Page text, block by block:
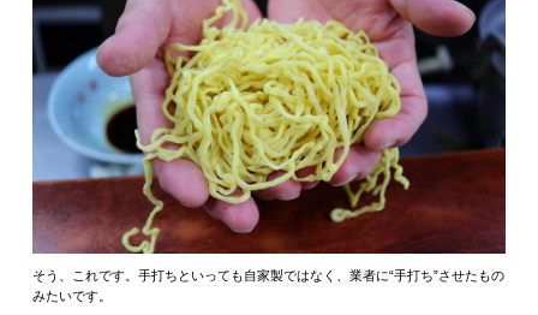
そう、これです。手打ちといっても自家製ではなく、業者に“手打ち”させたもの
みたいです。